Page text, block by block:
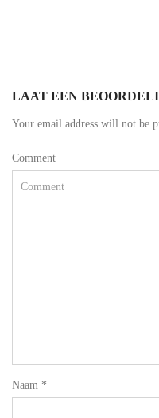
LAAT EEN
Your email address will not be
Comment
Naam *